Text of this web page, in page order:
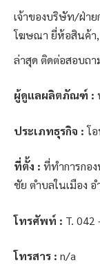
เจ้าของบริษัท/ฝ่า
โฆษณา ยี่ห้อสินค้า
ล่าสุด ติดต่อสอบถา
ผู้ดูแลผลิตภัณฑ์ :
ประเภทธุรกิจ :โ
ที่ตั้ง : ที่ทำการกอ
ชัย ตำบลในเมือง อ
โทรศัพท์ : T. 042
โทรสาร : n/a